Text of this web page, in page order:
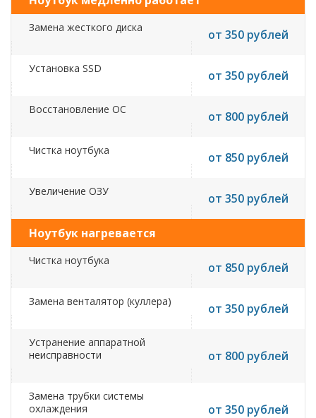
Замена жесткого диска от 350 рублей
Установка SSD от 350 рублей
Восстановление ОС от 800 рублей
Чистка ноутбука от 850 рублей
Увеличение ОЗУ от 350 рублей
Ноутбук нагревается
Чистка ноутбука от 850 рублей
Замена венталятор (куллера) от 350 рублей
Устранение аппаратной
неисправности
от 800 рублей
Замена трубки системы
охлаждения
от 350 рублей